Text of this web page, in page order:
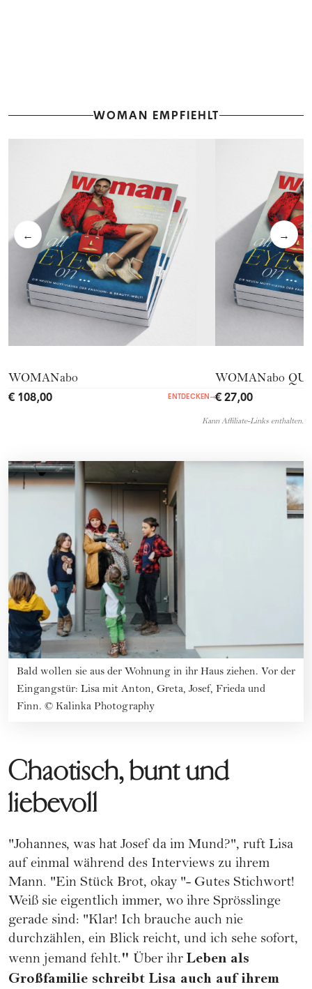
WOMAN EMPFIEHLT
← →
WOMANabo
€ 108,00 ENTDECKEN→
WOMANabo
€ 27,00
Kann Affiliate-Links enthalten.
Bald wollen sie aus der Wohnung in ihr Haus ziehen. Vor der
Eingangstür: Lisa mit Anton, Greta, Josef, Frieda und
Finn. © Kalinka Photography
Chaotisch, bunt und
liebevoll
"Johannes, was hat Josef da im Mund?", ruft Lisa
auf einmal während des Interviews zu ihrem
Mann. "Ein Stück Brot, okay "- Gutes Stichwort!
Weiß sie eigentlich immer, wo ihre Sprösslinge
gerade sind: "Klar! Ich brauche auch nie
durchzählen, ein Blick reicht, und ich sehe sofort,
wenn jemand fehlt." Über ihr Leben als
Großfamilie schreibt Lisa auch auf ihrem